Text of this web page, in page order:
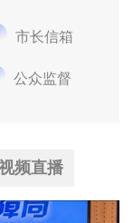
市长信箱
公众监督
频直播